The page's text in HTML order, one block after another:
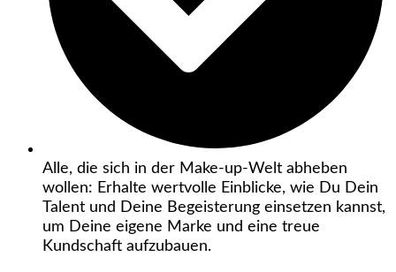
Alle, die sich in der Make-up-Welt abheben
wollen: Erhalte wertvolle Einblicke, wie Du Dein
Talent und Deine Begeisterung einsetzen kannst,
um Deine eigene Marke und eine treue
Kundschaft aufzubauen.